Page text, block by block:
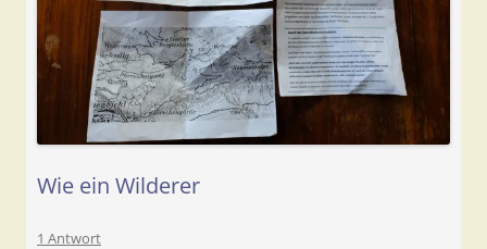
Wie ein Wilderer
1 Antwort